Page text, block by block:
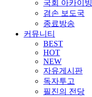
국회 아카이빙
겸손 보도국
종료방송
커뮤니티
BEST
HOT
NEW
자유게시판
독자투고
필진의 전당